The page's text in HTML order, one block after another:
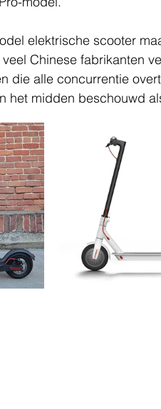
elektrische scooter
Chinese fabrikanten
die alle concurrentie
het midden beschouwd